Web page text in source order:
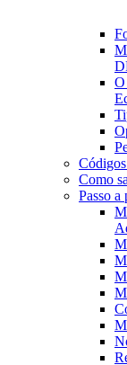
O
Como
Passo a